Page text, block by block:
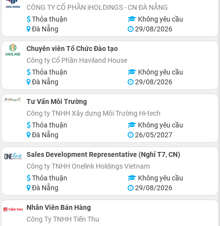
CÔNG TY CỔ PHẦN iHOLDINGS - CN ĐÀ NẴNG
Thỏa thuận
Không yêu cầu
Đà Nẵng
29/08/2026
Chuyên viên Tổ Chức Đào tạo
Công ty Cổ Phần Haviland House
Thỏa thuận
Không yêu cầu
Đà Nẵng
29/08/2026
Tư Vấn Môi Trường
Công ty TNHH Xây dựng Môi Trường Hi-tech
Thỏa thuận
Không yêu cầu
Đà Nẵng
26/05/2027
Sales Development Representative (Nghỉ T7, CN)
Công ty TNHH Onelink Holdings Vietnam
Thỏa thuận
Không yêu cầu
Đà Nẵng
29/08/2026
Nhân Viên Bán Hàng
Công Ty TNHH Tiến Thu